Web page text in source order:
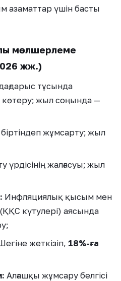
азаматтар үшін басты
мөлшерлеме
жж.)
тұсында
көтеру; жыл соңында —
жұмсарту; жыл
үрдісінің жалғасуы; жыл
Инфляциялық қысым мен
күтулері) аясында
жеткізіп, 18%-ға
Алғашқы жұмсару белгісі